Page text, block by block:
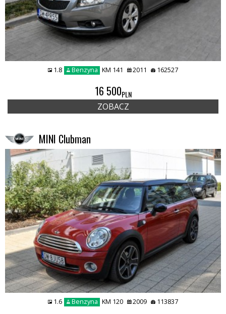
1.8 Benzyna KM 141 2011 162527
16 500PLN
ZOBACZ
MINI Clubman
1.6 Benzyna KM 120 2009 113837